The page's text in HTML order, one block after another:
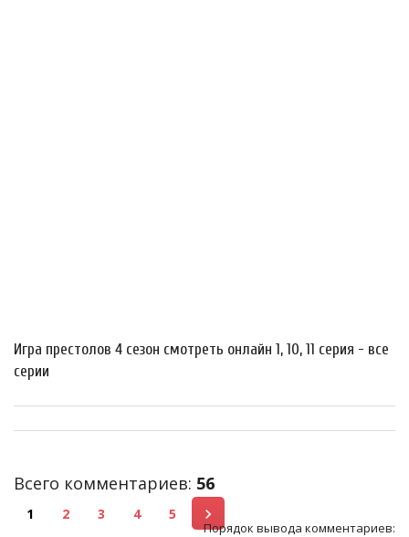
Игра престолов 4 сезон смотреть онлайн 1, 10, 11 серия - все
серии
Всего комментариев: 56
1 2 3 4 5
Порядок вывода комментариев: